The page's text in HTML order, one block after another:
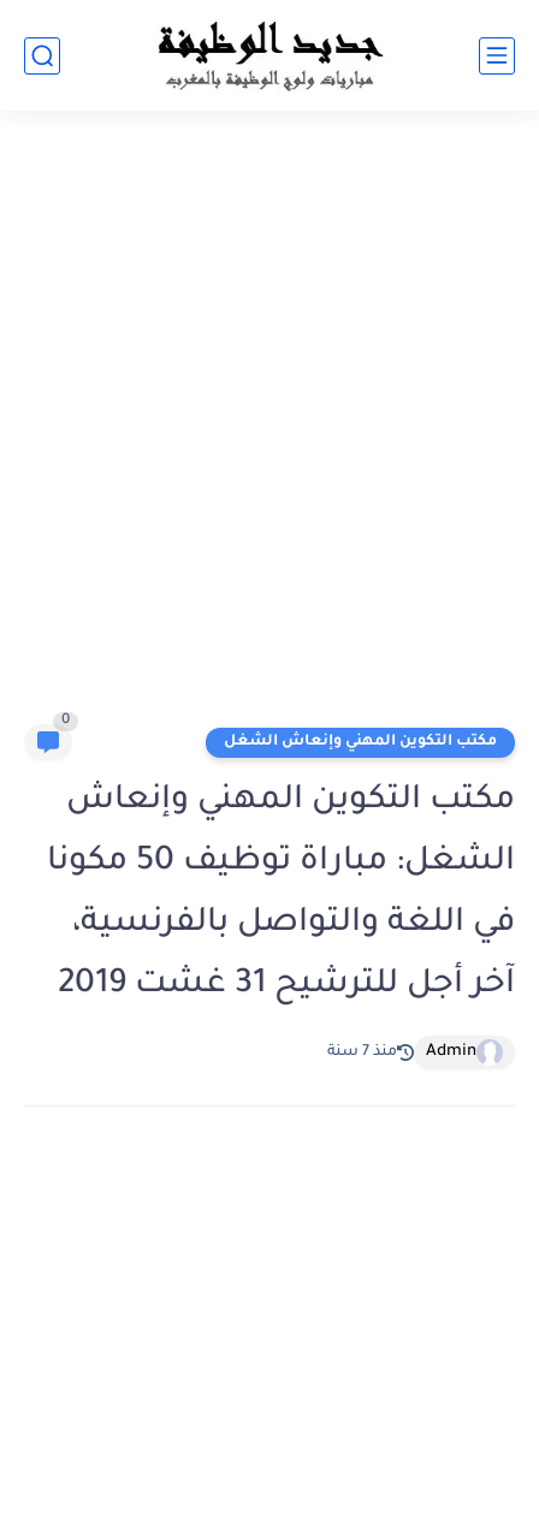
مكتب التكوين المهني وإنعاش الشغل
0
مكتب التكوين المهني وإنعاش
الشغل: مباراة توظيف 50 مكونا
في اللغة والتواصل بالفرنسية،
آخر أجل للترشيح 31 غشت 2019
Admin منذ 7 سنة